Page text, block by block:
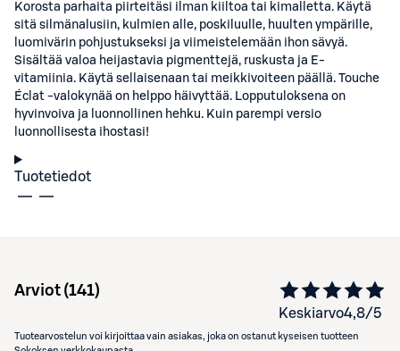
Korosta parhaita piirteitäsi ilman kiiltoa tai kimalletta. Käytä
sitä silmänalusiin, kulmien alle, poskiluulle, huulten ympärille,
luomivärin pohjustukseksi ja viimeistelemään ihon sävyä.
Sisältää valoa heijastavia pigmenttejä, ruskusta ja E-
vitamiinia. Käytä sellaisenaan tai meikkivoiteen päällä. Touche
Éclat -valokynää on helppo häivyttää. Lopputuloksena on
hyvinvoiva ja luonnollinen hehku. Kuin parempi versio
luonnollisesta ihostasi!
Tuotetiedot
Arviot (141)
Keskiarvo4,8/5
Tuotearvostelun voi kirjoittaa vain asiakas, joka on ostanut kyseisen tuotteen